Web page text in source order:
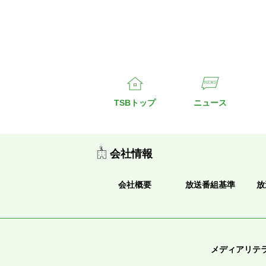
TSBトップ ニュース
会社情報
会社概要 放送番組基準
メディアリテ